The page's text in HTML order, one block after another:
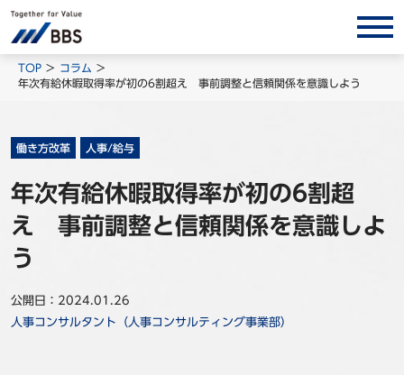
サービス/ソリューション
インサイト
コラム
対談/鼎談
TOP
コラム
年次有給休暇取得率が初の6割超え 事前調整と信頼関係を意識しよう
働き方改革 人事/給与
年次有給休暇取得率が初の6割超
え 事前調整と信頼関係を意識しよ
う
公開日：2024.01.26
人事コンサルタント（人事コンサルティング事業部）